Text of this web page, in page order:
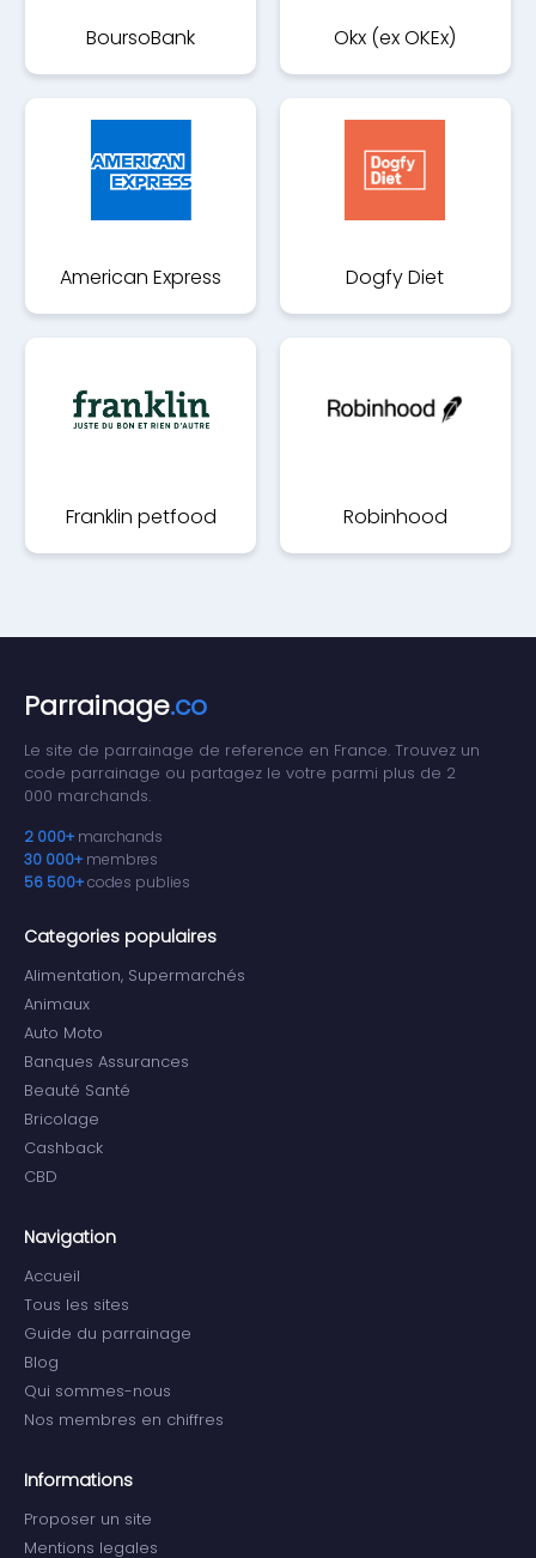
BoursoBank Okx (ex OKEx)
American Express Dogfy Diet
Franklin petfood Robinhood
Parrainage.co
Le site de parrainage de reference en France. Trouvez un
code parrainage ou partagez le votre parmi plus de 2
000 marchands.
2 000+ marchands
30 000+ membres
56 500+codes publies
Categories populaires
Alimentation, Supermarchés
Animaux
Auto Moto
Banques Assurances
Beauté Santé
Bricolage
Cashback
CBD
Navigation
Accueil
Tous les sites
Guide du parrainage
Blog
Qui sommes-nous
Nos membres en chiffres
Informations
Proposer un site
Mentions legales